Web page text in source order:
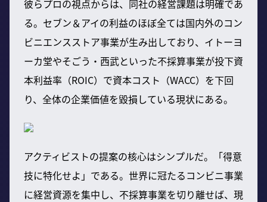
彼らプロの視点からは、同社の経営課題は明確であ
る。セブン＆アイの利益のほぼ全ては国内外のコン
ビニエンスストア事業が生み出しており、イトーヨ
ーカ堂やそごう・西武といった不採算事業が投下資
本利益率（ROIC）で資本コスト（WACC）を下回
り、全体の企業価値を毀損している現状にある。
アクティビストの提案の核心はシンプルだ。「得意
技に特化せよ」である。世界に冠たるコンビニ事業
に経営資源を集中し、不採算事業を切り離せば、現